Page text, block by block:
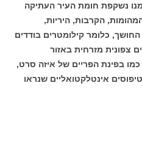
נשקפת חומת העיר העתיקה
הקרבות, היריות,
כלומר קילומטרים בודדים
צפונית מזרחית באזור
בפינת הפריים של איזה סרט,
אינטלקטואליים שנראו